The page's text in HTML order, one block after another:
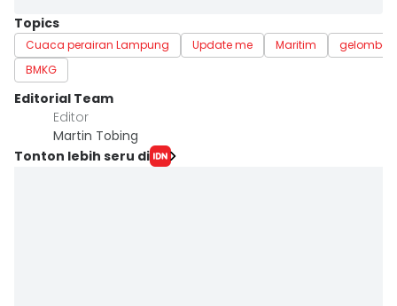
Topics
Cuaca perairan Lampung Update me Maritim
BMKG
Editorial Team
Editor
Martin Tobing
Tonton lebih seru di